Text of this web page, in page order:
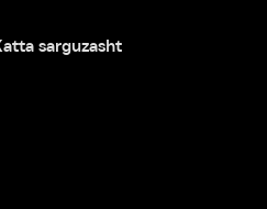
sarguzasht